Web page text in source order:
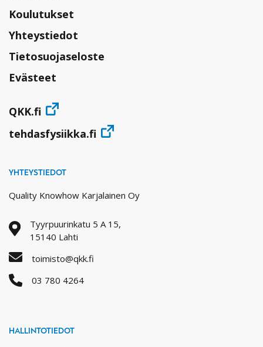
Koulutukset
Yhteystiedot
Tietosuojaseloste
Evästeet
QKK.fi
tehdasfysiikka.fi
YHTEYSTIEDOT
Quality Knowhow Karjalainen Oy
Tyyrpuurinkatu 5 A 15,
15140 Lahti
toimisto@qkk.fi
03 780 4264
HALLINTOTIEDOT